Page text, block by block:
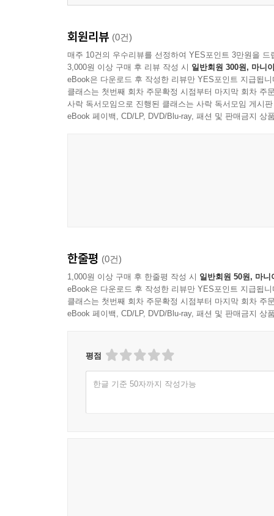
회원리뷰 (0건)
매주 10건의 우수리뷰를 선정하여 YES포인트 3만원을 드
3,000원 이상 구매 후 리뷰 작성 시 일반회원 300원, 마니
eBook은 다운로드 후 작성한 리뷰만 YES포인트 지급됩니
클래스는 첫번째 회차 주문확정 시점부터 마지막 회차 주
사락 독서모임으로 진행된 클래스는 사락 독서모임 게시
eBook 페이백, CD/LP, DVD/Blu-ray, 패션 및 판매금지 상
한줄평 (0건)
1,000원 이상 구매 후 한줄평 작성 시 일반회원 50원, 마니
eBook은 다운로드 후 작성한 리뷰만 YES포인트 지급됩니
클래스는 첫번째 회차 주문확정 시점부터 마지막 회차 주
eBook 페이백, CD/LP, DVD/Blu-ray, 패션 및 판매금지 상
평점
한글 기준 50자까지 작성가능